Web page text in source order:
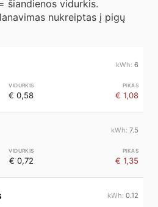
šiandienos vidurkis.
nukreiptas į pigų
6
€ 0,58 € 1,08
7.5
€ 0,72 € 1,35
0.12